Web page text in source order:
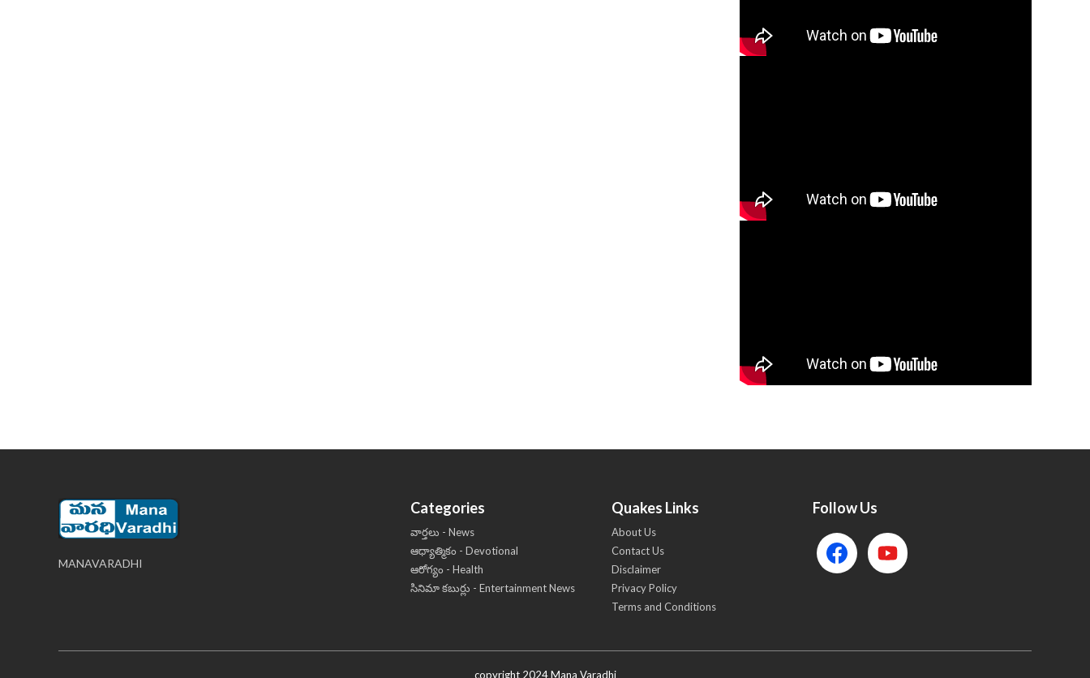
MANAVARADHI
Categories
వార్తలు - News
ఆధ్యాత్మికం - Devotional
ఆరోగ్యం - Health
సినిమా కబుర్లు - Entertainment News
Quakes Links
About Us
Contact Us
Disclaimer
Privacy Policy
Terms and Conditions
Follow Us
copyright 2024 Mana Varadhi